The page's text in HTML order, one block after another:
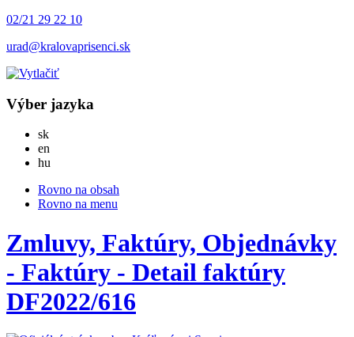
02/21 29 22 10
urad@kralovaprisenci.sk
Výber jazyka
skSlovensky
en
hu
Rovno na obsah
Rovno na menu
Zmluvy, Faktúry, Objednávky
- Faktúry - Detail faktúry
DF2022/616